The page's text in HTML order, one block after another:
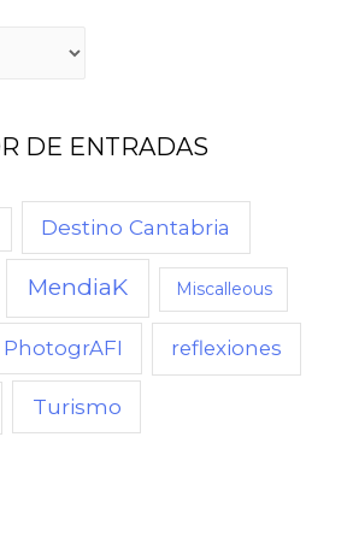
DE ENTRADAS
Destino Cantabria
MendiaK Miscalleous
PhotogrAFI reflexiones
Turismo